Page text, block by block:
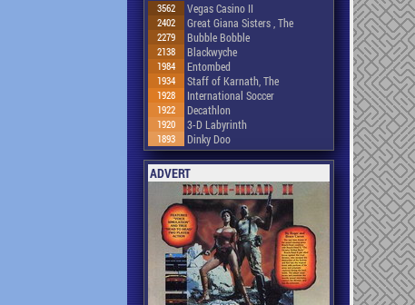
3562 Vegas Casino II
2402 Great Giana Sisters , The
2279 Bubble Bobble
2138 Blackwyche
1984 Entombed
1934 Staff of Karnath, The
1928 International Soccer
1922 Decathlon
1920 3-D Labyrinth
1893 Dinky Doo
ADVERT